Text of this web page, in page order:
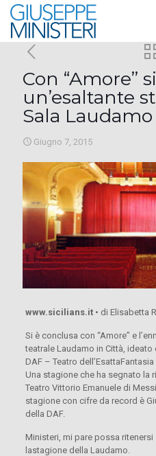
Con “Amore”
un’esaltante
Sala Laudamo
Giugno 7, 2015
www.sicilians.it• di Elisabetta
Si è conclusa con “Amore” e
teatrale Laudamo in Città,
DAF – Teatro
Una stagione che ha segnato
Teatro Vittorio Emanuele di
stagione con cifre da record è
della DAF.
Ministeri, mi pare possa
lastagione della Laudamo.